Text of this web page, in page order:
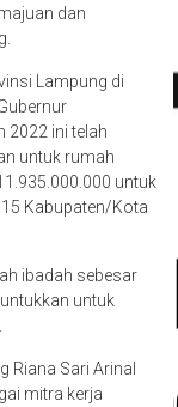
dan
Lampung di
2022 ini telah
untuk rumah
untuk
Kabupaten/Kota
ibadah sebesar
untuk
Riana Sari Arinal
mitra kerja